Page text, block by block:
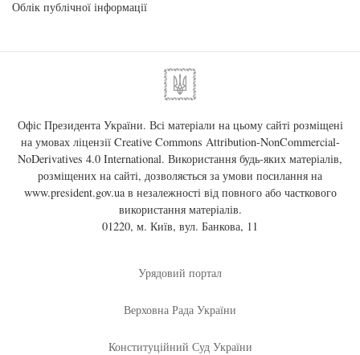
Облік публічної інформації
Офіс Президента України. Всі матеріали на цьому сайті розміщені
на умовах ліцензії Creative Commons Attribution-NonCommercial-
NoDerivatives 4.0 International. Використання будь-яких матеріалів,
розміщених на сайті, дозволяється за умови посилання на
www.president.gov.uaв незалежності від повного або часткового
використання матеріалів.
01220, м. Київ, вул. Банкова, 11
Урядовий портал
Верховна Рада України
Конституційний Суд України